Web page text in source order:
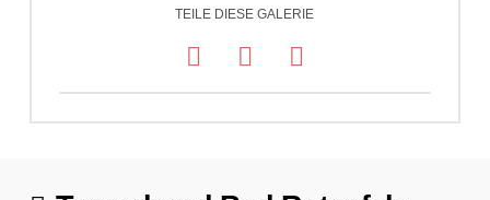
TEILE DIESE GALERIE